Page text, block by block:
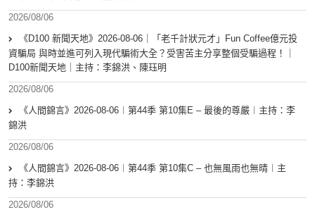
2026/08/06
《D100 新聞天地》2026-08-06｜「老千計狀元才」Fun Coffee億元投
資騙局 與時並進可列入現代騙術大全？受害苦主分享整個受騙過程！｜
D100新聞天地｜主持：李錦洪、陳珏明
2026/08/06
《人間錦言》2026-08-06︱第44季 第10集E – 最後的尊嚴︱主持：李
錦洪
2026/08/06
《人間錦言》2026-08-06︱第44季 第10集C – 也無風雨也無晴︱主
持：李錦洪
2026/08/06